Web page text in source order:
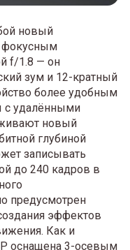
новый
фокусным
f/1.8 — он
зум и 12-кратный
более удобным
с удалёнными
новый
глубиной
записывать
до 240 кадров в
предусмотрен
эффектов
Как и
оснащена 3-осевым